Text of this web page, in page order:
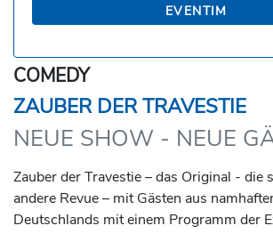
EVENTIM
COMEDY
ZAUBER DER TRAVESTIE
NEUE SHOW - NEUE
Zauber der Travestie – das Original - die
andere Revue – mit Gästen aus
Deutschlands mit einem Programm der